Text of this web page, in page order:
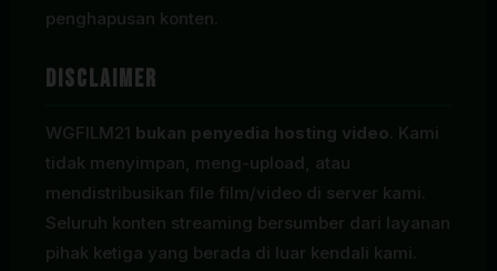
penghapusan konten.
Disclaimer
WGFILM21 bukan penyedia hosting video. Kami
tidak menyimpan, meng-upload, atau
mendistribusikan file film/video di server kami.
Seluruh konten streaming bersumber dari layanan
pihak ketiga yang berada di luar kendali kami.